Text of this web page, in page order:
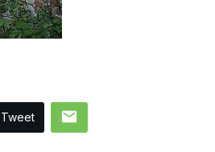
Tweet mail